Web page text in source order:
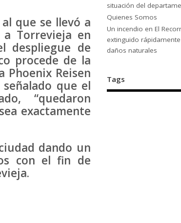
que se llevó a
Torrevieja en
despliegue de
procede de la
Phoenix Reisen
que el
“quedaron
exactamente
dando un
con el fin de
situación del
Quienes Somos
Un incendio en El
extinguido
daños naturales
Tags